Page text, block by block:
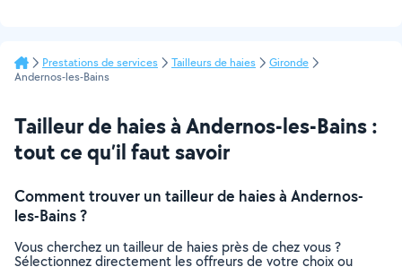
Prestations de services Tailleurs de haies
Gironde
Andernos-les-Bains
Tailleur de haies à Andernos-les-Bains :
tout ce qu’il faut savoir
Comment trouver un tailleur de haies à Andernos-
les-Bains ?
Vous cherchez un tailleur de haies près de chez vous ?
Sélectionnez directement les offreurs de votre choix ou